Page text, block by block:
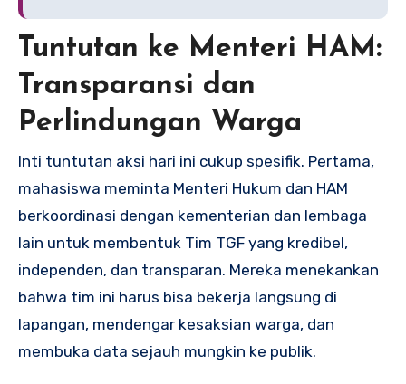
Tuntutan ke Menteri HAM:
Transparansi dan
Perlindungan Warga
Inti tuntutan aksi hari ini cukup spesifik. Pertama,
mahasiswa meminta Menteri Hukum dan HAM
berkoordinasi dengan kementerian dan lembaga
lain untuk membentuk Tim TGF yang kredibel,
independen, dan transparan. Mereka menekankan
bahwa tim ini harus bisa bekerja langsung di
lapangan, mendengar kesaksian warga, dan
membuka data sejauh mungkin ke publik.